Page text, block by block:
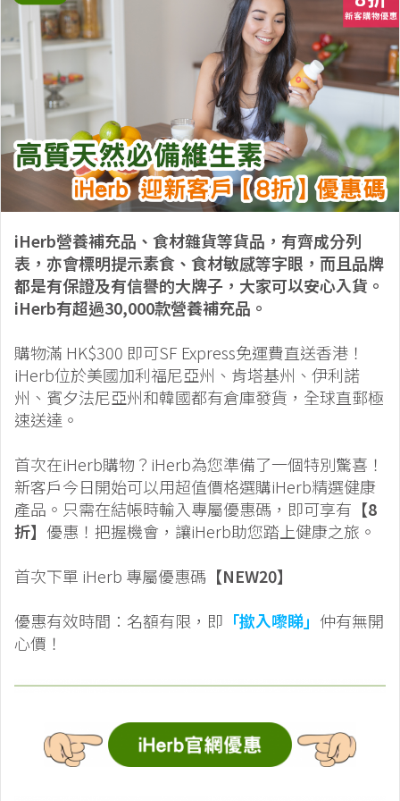
iHerb營養補充品、食材雜貨等貨品，有齊成分列
表，亦會標明提示素食、食材敏感等字眼，而且品牌
都是有保證及有信譽的大牌子，大家可以安心入貨。
iHerb有超過30,000款營養補充品。
購物滿 HK$300 即可SF Express免運費直送香港！
iHerb位於美國加利福尼亞州、肯塔基州、伊利諾
州、賓夕法尼亞州和韓國都有倉庫發貨，全球直郵極
速送達。
首次在iHerb購物？iHerb為您準備了一個特別驚喜！
新客戶今日開始可以用超值價格選購iHerb精選健康
產品。只需在結帳時輸入專屬優惠碼，即可享有 【8
折】 優惠！把握機會，讓iHerb助您踏上健康之旅。
首次下單 iHerb 專屬優惠碼 【NEW20】
優惠有效時間：名額有限，即 「撳入嚟睇」 仲有無開
心價！